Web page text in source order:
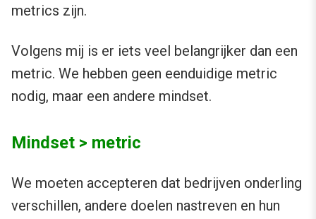
metrics zijn.
Volgens mij is er iets veel belangrijker dan een
metric. We hebben geen eenduidige metric
nodig, maar een andere mindset.
Mindset > metric
We moeten accepteren dat bedrijven onderling
verschillen, andere doelen nastreven en hun